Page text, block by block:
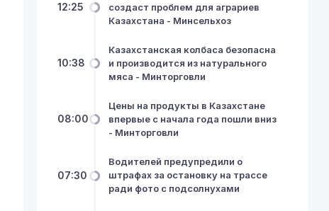
12:25
создаст проблем для аграриев
Казахстана - Минсельхоз
10:38
Казахстанская колбаса безопасна
и производится из натурального
мяса - Минторговли
08:00
Цены на продукты в Казахстане
впервые с начала года пошли вниз
- Минторговли
07:30
Водителей предупредили о
штрафах за остановку на трассе
ради фото с подсолнухами